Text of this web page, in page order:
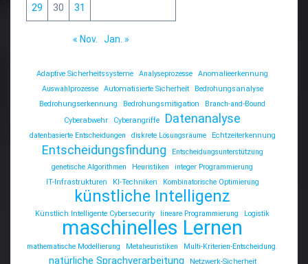
29 30 31
« Nov. Jan. »
Adaptive Sicherheitssysteme Analyseprozesse
Anomalieerkennung
Auswahlprozesse
Automatisierte Sicherheit
Bedrohungsanalyse
Bedrohungserkennung
Bedrohungsmitigation
Branch-and-Bound
Cyberabwehr
Cyberangriffe Datenanalyse
datenbasierte Entscheidungen diskrete Lösungsräume Echtzeiterkennung
Entscheidungsfindung
Entscheidungsunterstützung
genetische Algorithmen
Heuristiken
integer Programmierung
IT-Infrastrukturen
KI-Techniken Kombinatorische Optimierung
künstliche Intelligenz
Künstlich Intelligente Cybersecurity lineare Programmierung Logistik
maschinelles Lernen
mathematische Modellierung Metaheuristiken Multi-Kriterien-Entscheidung.
natürliche Sprachverarbeitung
Netzwerk-Sicherheit